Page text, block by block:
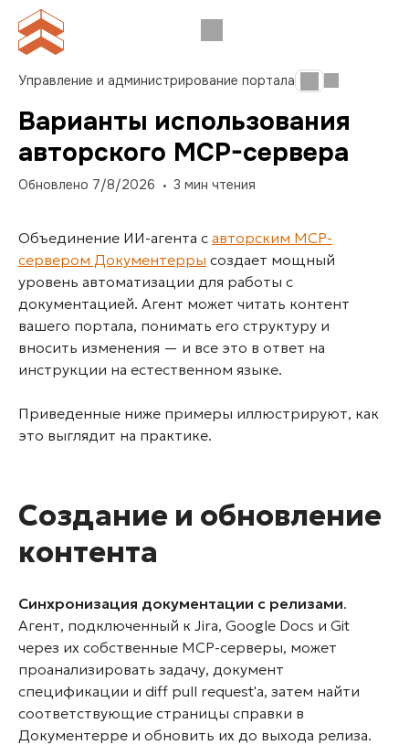
Управление и администрирование портала
Варианты использования
авторского MCP-сервера
Обновлено 7/8/2026 3 мин чтения
Объединение ИИ-агента с авторским MCP-
сервером Документерры создает мощный
уровень автоматизации для работы с
документацией. Агент может читать контент
вашего портала, понимать его структуру и
вносить изменения — и все это в ответ на
инструкции на естественном языке.
Приведенные ниже примеры иллюстрируют, как
это выглядит на практике.
Создание и обновление
контента
Синхронизация документации с релизами.
Агент, подключенный к Jira, Google Docs и Git
через их собственные MCP-серверы, может
проанализировать задачу, документ
спецификации и diff pull request'а, затем найти
соответствующие страницы справки в
Документерре и обновить их до выхода релиза.